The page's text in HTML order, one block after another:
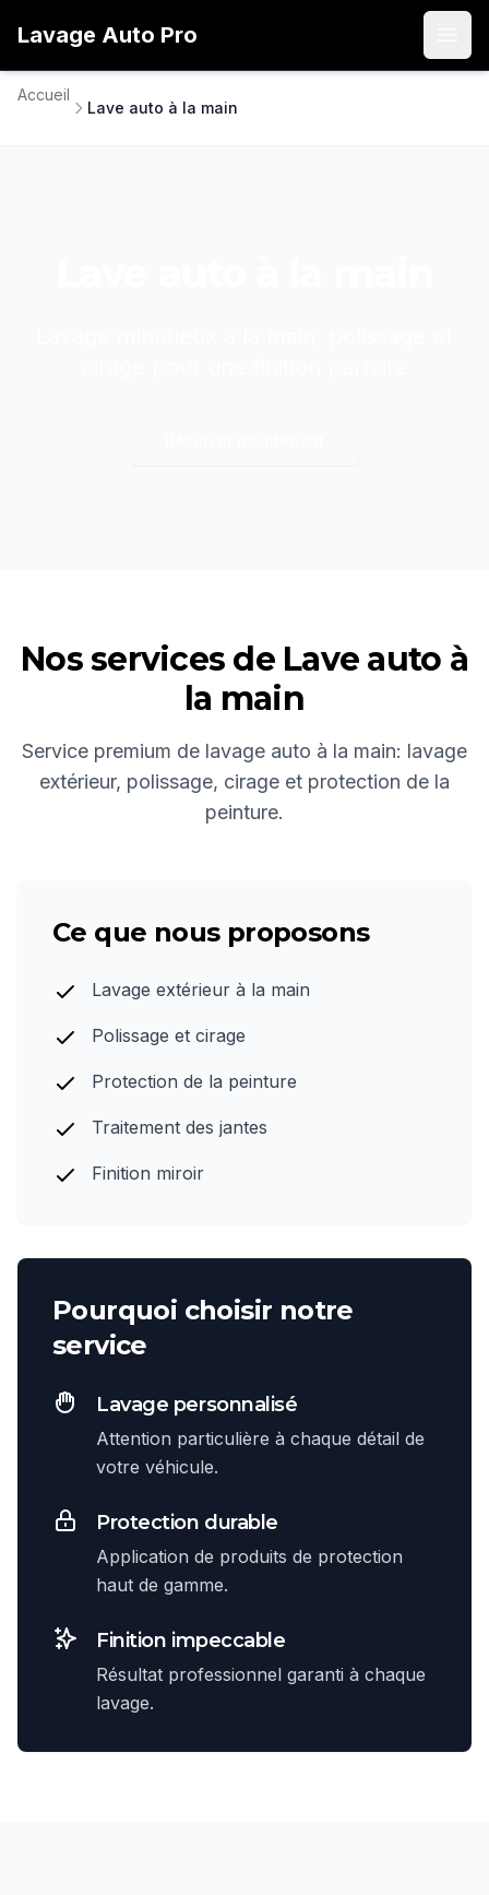
Lavage Auto Pro
Accueil
Lave auto à la main
Nos services de Lave auto à
la main
Service premium de lavage auto à la main: lavage
extérieur, polissage, cirage et protection de la
peinture.
Ce que nous proposons
Lavage extérieur à la main
Polissage et cirage
Protection de la peinture
Traitement des jantes
Finition miroir
Pourquoi choisir notre
service
Lavage personnalisé
Attention particulière à chaque détail de
votre véhicule.
Protection durable
Application de produits de protection
haut de gamme.
Finition impeccable
Résultat professionnel garanti à chaque
lavage.